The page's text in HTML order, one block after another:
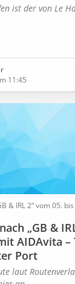
ist der von Le
11:45
& IRL 2“ vom 05.
„GB &
AIDAvita –
Port
laut